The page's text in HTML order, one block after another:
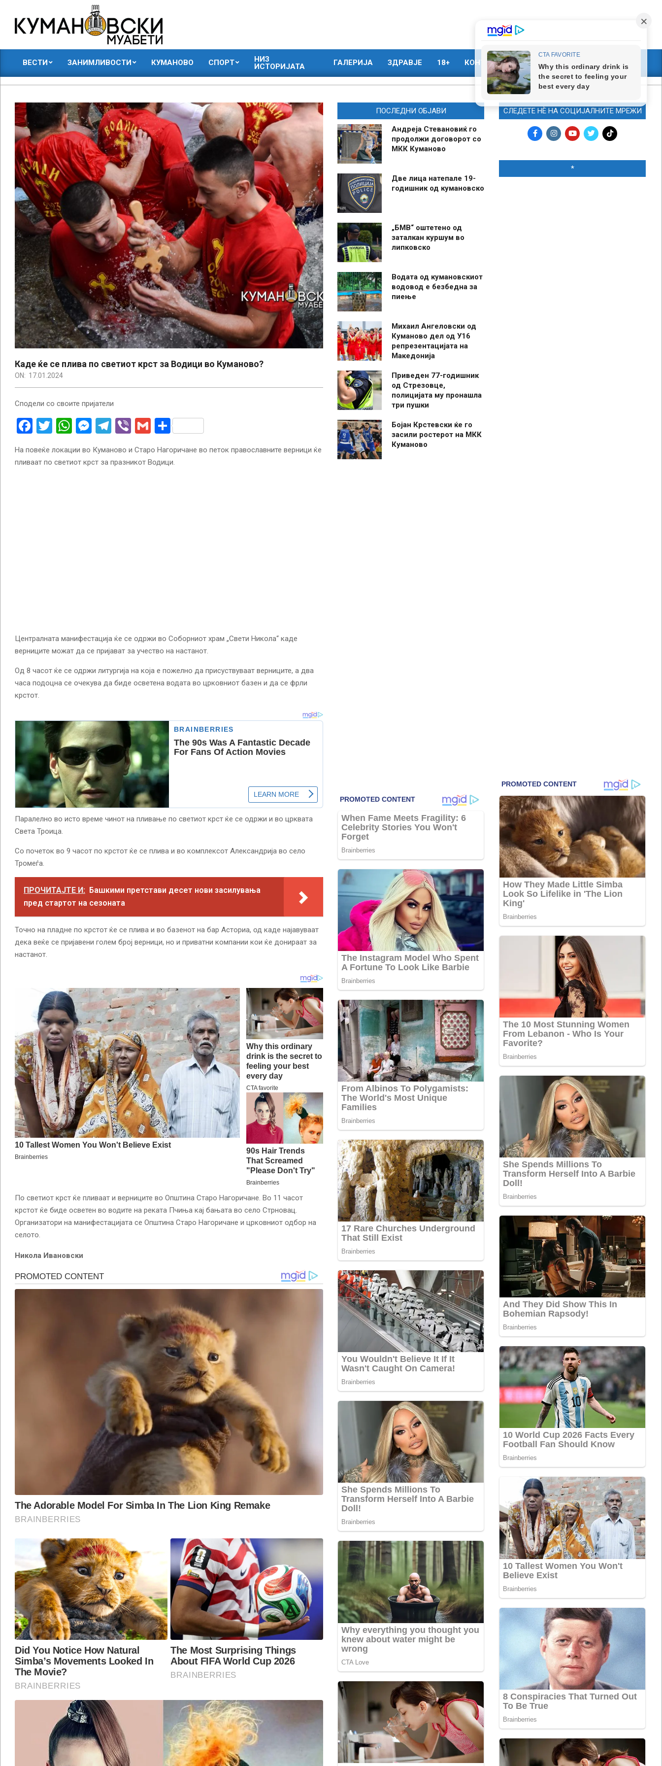
content
КУМАНОВСКИ
МУАБЕТИ
ВЕСТИ ЗАНИМЛИВОСТИ КУМАНОВО СПОРТ
НИЗ
ИСТОРИЈАТА
ГАЛЕРИЈА ЗДРАВЈЕ 18+ КОНТАКТ МАРКЕТИНГ
Каде ќе се плива по светиот крст за Водици во Куманово?
ON: 17.01.2024
Сподели со своите пријатели
Facebook
Twitter
WhatsApp
Messenger
Telegram
ViberGmailShare
На повеќе локации во Куманово и Старо Нагоричане во петок православните верници ќе
пливаат по светиот крст за празникот Водици.
Централната манифестација ќе се одржи во Соборниот храм „Свети Никола“ каде
верниците можат да се пријават за учество на настанот.
Од 8 часот ќе се одржи литургија на која е пожелно да присуствуваат верниците, а два
часа подоцна се очекува да биде осветена водата во црковниот базен и да се фрли
крстот.
Паралелно во исто време чинот на пливање по светиот крст ќе се одржи и во црквата
Света Троица.
Со почеток во 9 часот по крстот ќе се плива и во комплексот Александрија во село
Тромеѓа.
ПРОЧИТАЈТЕ И: Башкими претстави десет нови засилувања
пред стартот на сезоната
Точно на пладне по крстот ќе се плива и во базенот на бар Асториа, од каде најавуваат
дека веќе се пријавени голем број верници, но и приватни компании кои ќе донираат за
настанот.
По светиот крст ќе пливаат и верниците во Општина Старо Нагоричане. Во 11 часот
крстот ќе биде осветен во водите на реката Пчиња кај бањата во село Стрновац.
Организатори на манифестацијата се Општина Старо Нагоричане и црковниот одбор на
селото.
Никола Ивановски
ПОСЛЕДНИ ОБЈАВИ
Андреја Стевановиќ го
продолжи договорот со
МКК Куманово
Две лица натепале 19-
годишник од кумановско
„БМВ“ оштетено од
заталкан куршум во
липковско
Водата од кумановскиот
водовод е безбедна за
пиење
Михаил Ангеловски од
Куманово дел од У16
репрезентацијата на
Македонија
Приведен 77-годишник
од Стрезовце,
полицијата му пронашла
три пушки
Бојан Крстевски ќе го
засили ростерот на МКК
Куманово
СЛЕДЕТЕ НЀ НА СОЦИЈАЛНИТЕ МРЕЖИ
*